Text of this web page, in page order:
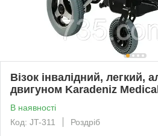
Візок інвалідний, легкий,
двигуном Karadeniz
В наявності
Код: JT-311
Роздріб